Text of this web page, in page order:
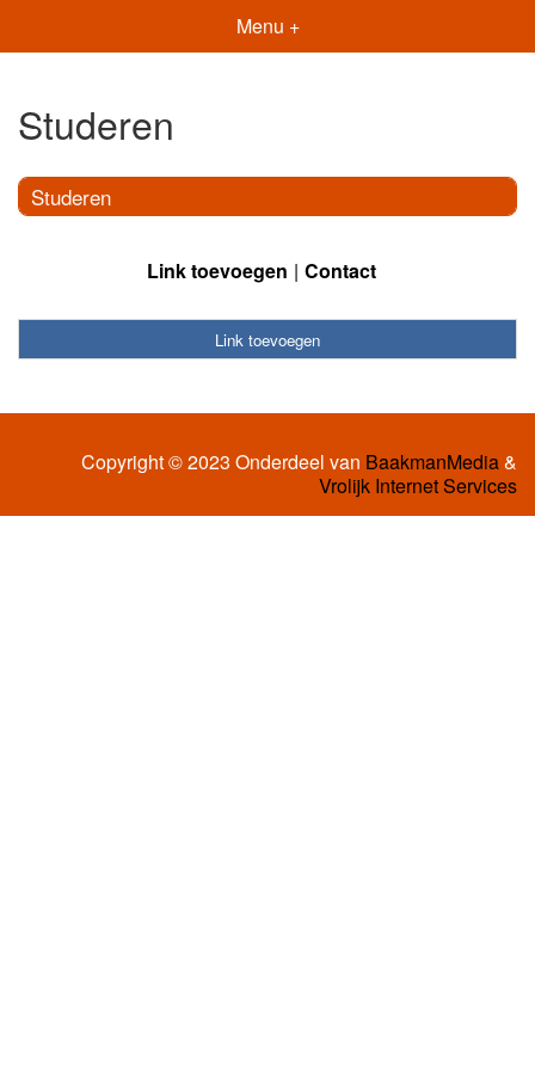
Menu +
Studeren
Studeren
Link toevoegen Contact
Link toevoegen
Copyright © 2023 Onderdeel van BaakmanMedia&
Vrolijk Internet Services